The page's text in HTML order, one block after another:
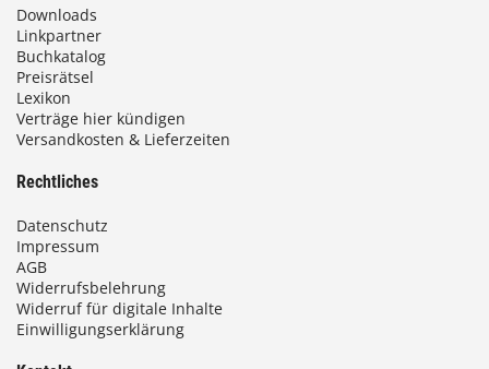
Downloads
Linkpartner
Buchkatalog
Preisrätsel
Lexikon
Verträge hier kündigen
Versandkosten & Lieferzeiten
Rechtliches
Datenschutz
Impressum
AGB
Widerrufsbelehrung
Widerruf für digitale Inhalte
Einwilligungserklärung